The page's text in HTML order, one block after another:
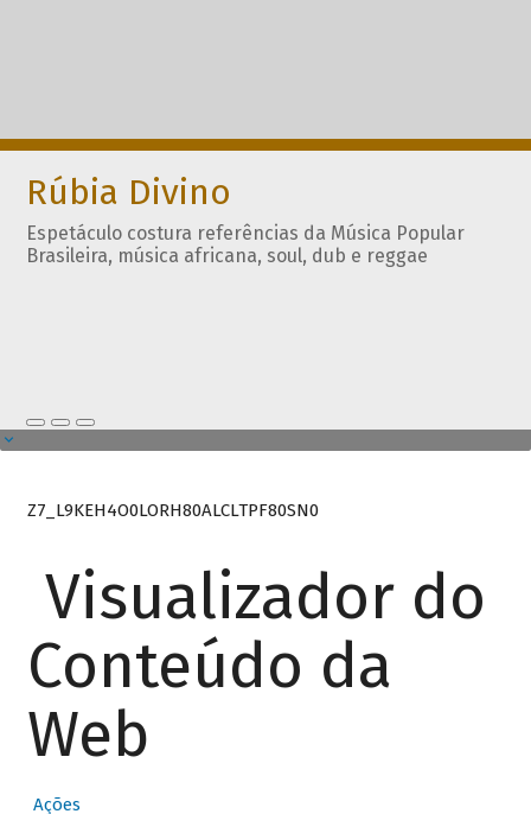
Rúbia Divino
Espetáculo costura referências da Música Popular
Brasileira, música africana, soul, dub e reggae
Z7_L9KEH4O0LORH80ALCLTPF80SN0
Visualizador do
Conteúdo da
Web
Ações